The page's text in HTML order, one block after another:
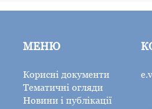
МЕНЮ
Корисні документи
Тематичні огляди
Новини і публікації